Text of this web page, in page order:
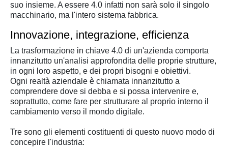
suo insieme. A essere 4.0 infatti non sarà solo il singolo
macchinario, ma l'intero sistema fabbrica.
Innovazione, integrazione, efficienza
La trasformazione in chiave 4.0 di un'azienda comporta
innanzitutto un'analisi approfondita delle proprie strutture,
in ogni loro aspetto, e dei propri bisogni e obiettivi.
Ogni realtà aziendale è chiamata innanzitutto a
comprendere dove si debba e si possa intervenire e,
soprattutto, come fare per strutturare al proprio interno il
cambiamento verso il mondo digitale.
Tre sono gli elementi costituenti di questo nuovo modo di
concepire l'industria: